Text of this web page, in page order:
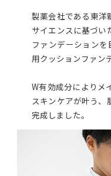
製薬会社である東洋
サイエンスに基づい
ファンデーション
用クッションファン
W有効成分によりメ
スキンケアが叶う、
完成しました。